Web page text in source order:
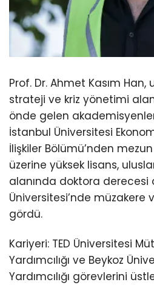
Prof. Dr. Ahmet Kasım Han,
strateji ve kriz yönetimi
önde gelen
İstanbul Üniversitesi
İlişkiler Bölümü’nden
üzerine yüksek lisans,
alanında doktora derecesi
Üniversitesi’nde müzakere
gördü.
Kariyeri: TED Üniversitesi
Yardımcılığı ve Beykoz
Yardımcılığı görevlerini